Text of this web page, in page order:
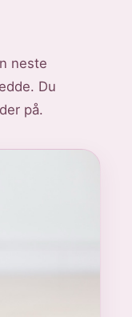
neste
Du
på.